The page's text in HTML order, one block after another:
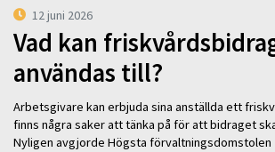
12 juni 2026
Vad kan
användas till?
Arbetsgivare kan erbjuda sina anställda ett
finns några saker att tänka på för att bidraget
Nyligen avgjorde Högsta